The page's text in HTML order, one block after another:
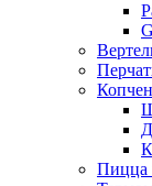
Пицца